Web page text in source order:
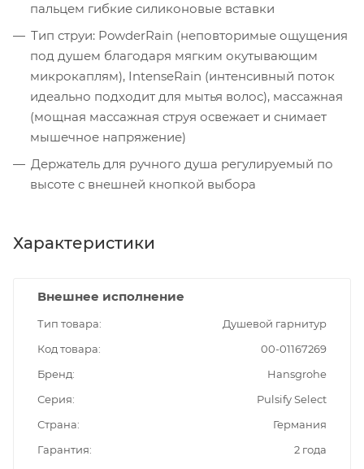
пальцем гибкие силиконовые вставки
Тип струи: PowderRain (неповторимые ощущения
под душем благодаря мягким окутывающим
микрокаплям), IntenseRain (интенсивный поток
идеально подходит для мытья волос), массажная
(мощная массажная струя освежает и снимает
мышечное напряжение)
Держатель для ручного душа регулируемый по
высоте с внешней кнопкой выбора
Характеристики
Внешнее исполнение
Тип товара
Душевой гарнитур
Код товара
00-01167269
Бренд
Hansgrohe
Серия
Pulsify Select
Страна
Германия
Гарантия
2 года